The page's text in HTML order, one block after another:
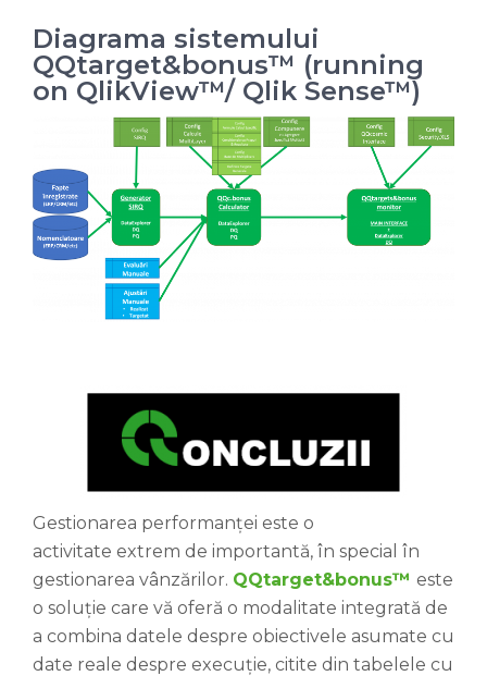
Diagrama sistemului
QQtarget&bonus™ (running
on QlikView™/ Qlik Sense™)
Gestionarea performanței este o
activitate extrem de importantă, în special în
gestionarea vânzărilor. QQtarget&bonus™ este
o soluție care vă oferă o modalitate integrată de
a combina datele despre obiectivele asumate cu
date reale despre execuție, citite din tabelele cu